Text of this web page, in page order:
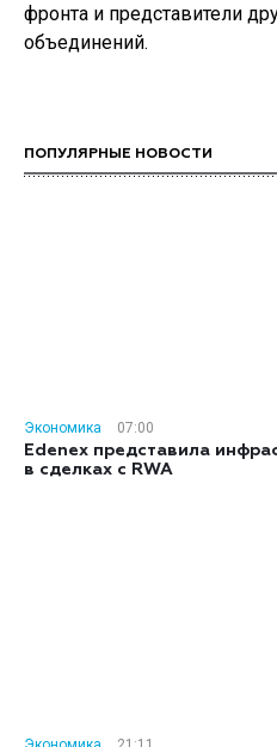
фронта и представители
объединений.
ПОПУЛЯРНЫЕ НОВОСТИ
Экономика
07:00
Edenex представила
в сделках с RWA